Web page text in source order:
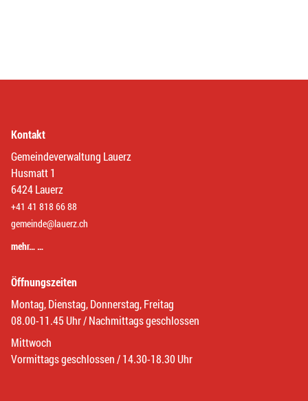
Kontakt
Gemeindeverwaltung Lauerz
Husmatt 1
6424 Lauerz
+41 41 818 66 88
gemeinde@lauerz.ch
mehr… …
Öffnungszeiten
Montag, Dienstag, Donnerstag, Freitag
08.00-11.45 Uhr / Nachmittags geschlossen
Mittwoch
Vormittags geschlossen / 14.30-18.30 Uhr